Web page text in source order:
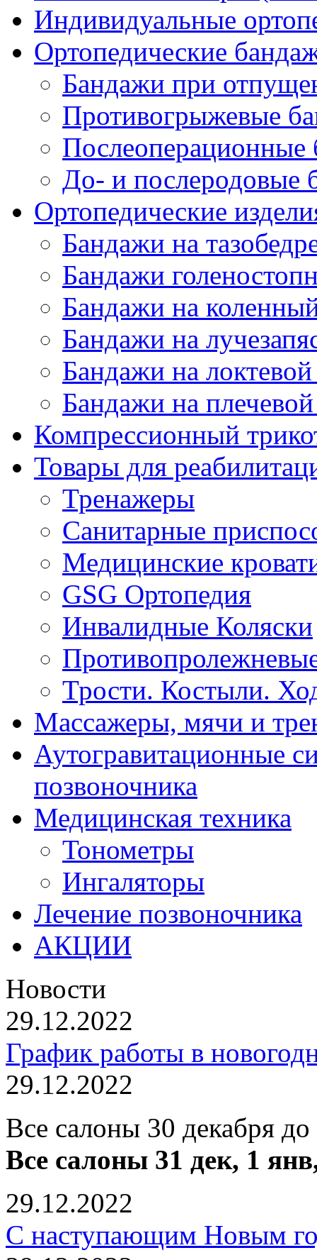
Индивидуальные
Ортопедические
Бандажи при
Противогрыжевые
Послеоперационные
До- и послеродовые
Ортопедические
Бандажи на
Бандажи
Бандажи на
Бандажи на
Бандажи на локтевой
Бандажи на плечевой
Компрессионный
Товары для
Тренажеры
Санитарные
Медицинские
GSG Ортопедия
Инвалидные Коляски
Трости. Костыли.
Массажеры, мячи и
Аутогравитационные
позвоночника
Медицинская техника
Тонометры
Ингаляторы
Лечение позвоночника
АКЦИИ
Новости
29.12.2022
График работы в
29.12.2022
Все салоны 30 декабря
Все салоны 31 дек, 1
29.12.2022
С наступающим Новым